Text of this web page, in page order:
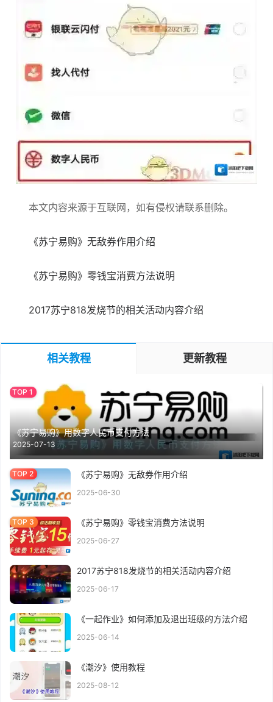
本文内容来源于互联网，如有侵权请联系删除。
《苏宁易购》无敌券作用介绍
《苏宁易购》零钱宝消费方法说明
2017苏宁818发烧节的相关活动内容介绍
相关教程 更新教程
《苏宁易购》用数字人民币支付方法
2025-07-13
《苏宁易购》无敌券作用介绍
2025-06-30
《苏宁易购》零钱宝消费方法说明
2025-06-27
2017苏宁818发烧节的相关活动内容介绍
2025-06-17
《一起作业》如何添加及退出班级的方法介绍
2025-06-14
《潮汐》使用教程
2025-08-12